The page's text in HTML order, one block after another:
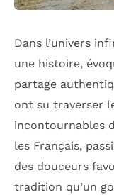
Dans l’univers
une histoire,
partage
ont su traverser
incontournables
les Français,
des douceurs
tradition qu’un